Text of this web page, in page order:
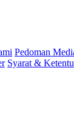
Pedoman
Syarat &